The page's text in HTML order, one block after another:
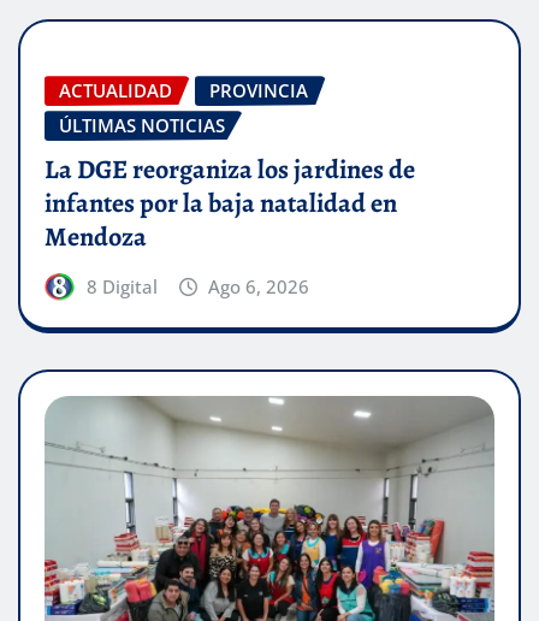
ACTUALIDAD
PROVINCIA
ÚLTIMAS NOTICIAS
La DGE reorganiza los jardines de
infantes por la baja natalidad en
Mendoza
8 Digital Ago 6, 2026